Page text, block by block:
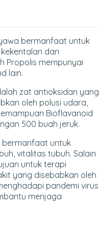
bermanfaat untuk
dan
Propolis mempunyai
lain.
zat antioksidan yang
oleh polusi udara,
Bioflavanoid
500 buah jeruk.
bermanfaat untuk
vitalitas tubuh. Salain
untuk terapi
yang disebabkan oleh
pandemi virus
menjaga